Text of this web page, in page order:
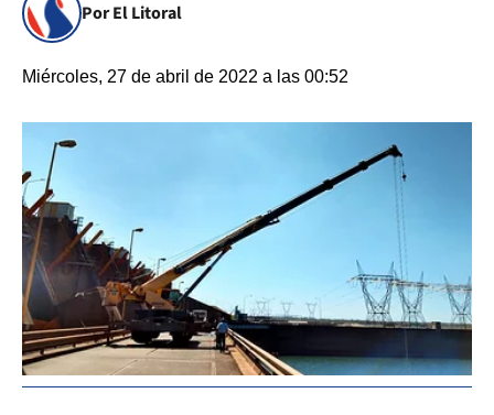
Por El Litoral
Miércoles, 27 de abril de 2022 a las 00:52